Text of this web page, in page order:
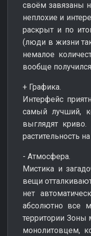
своём завязаны
неплохие и
раскрыт и по
(люди в жизни
немалое
вообще
+ Графика.
Интерфейс
самый лучший,
выглядят
растительность
- Атмосфера.
Мистика и
вещи
нет
абсолютно все
территории Зоны
монолитовцем,